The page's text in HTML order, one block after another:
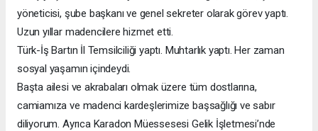
yöneticisi, şube başkanı ve genel sekreter olarak görev yaptı.
Uzun yıllar madencilere hizmet etti.
Türk-İş Bartın İl Temsilciliği yaptı. Muhtarlık yaptı. Her zaman
sosyal yaşamın içindeydi.
Başta ailesi ve akrabaları olmak üzere tüm dostlarına,
camiamıza ve madenci kardeşlerimize başsağlığı ve sabır
diliyorum. Ayrıca Karadon Müessesesi Gelik İşletmesi’nde